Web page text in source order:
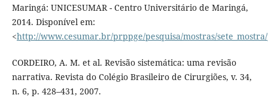
Maringá: UNICESUMAR - Centro Universitário de Maringá,
2014. Disponível em:
<http://www.cesumar.br/prppge/pesquisa/mostras/
CORDEIRO, A. M. et al. Revisão sistemática: uma revisão
narrativa. Revista do Colégio Brasileiro de Cirurgiões, v. 34,
n. 6, p. 428–431, 2007.